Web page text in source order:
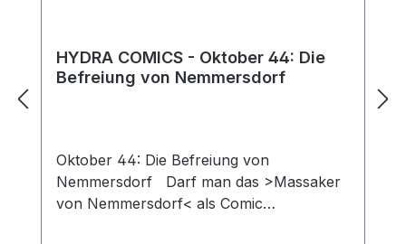
HYDRA COMICS - Oktober 44: Die
Befreiung von Nemmersdorf
Oktober 44: Die Befreiung von
Nemmersdorf Darf man das >Massaker
von Nemmersdorf< als Comic